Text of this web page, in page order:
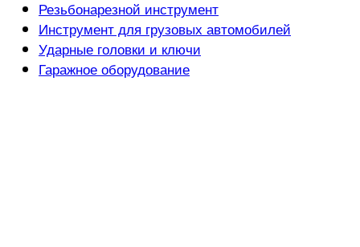
Резьбонарезной инструмент
Инструмент для грузовых автомобилей
Ударные головки и ключи
Гаражное оборудование